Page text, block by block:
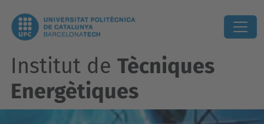
Institut de Tècniques
Energètiques